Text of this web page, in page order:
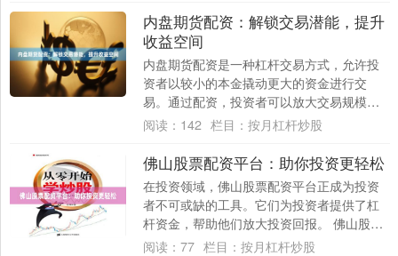
内盘期货配资：解锁交易潜能，提升
收益空间
内盘期货配资是一种杠杆交易方式，允许投
资者以较小的本金撬动更大的资金进行交
易。通过配资，投资者可以放大交易规模，
提升收益空间。 **解锁交易潜能** 配资可以
阅读： 142 栏目： 按月杠杆炒股
佛山股票配资平台：助你投资更轻松
在投资领域，佛山股票配资平台正成为投资
者不可或缺的工具。它们为投资者提供了杠
杆资金，帮助他们放大投资回报。 佛山股票
配资平台的优势在于： * **放大收益：**....
阅读： 77 栏目： 按月杠杆炒股